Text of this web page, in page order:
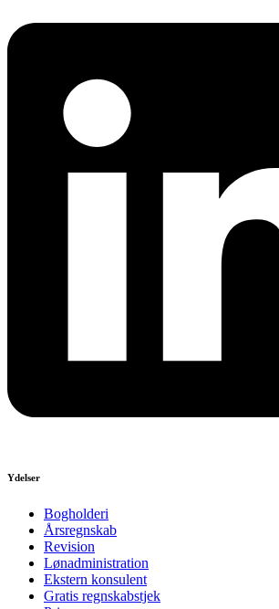
Ydelser
Bogholderi
Årsregnskab
Revision
Lønadministration
Ekstern konsulent
Gratis regnskabstjek